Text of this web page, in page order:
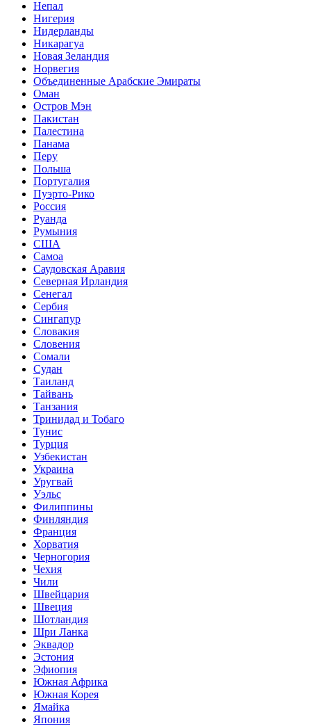
Непал
Нигерия
Нидерланды
Никарагуа
Новая Зеландия
Норвегия
Объединенные Арабские Эмираты
Оман
Остров Мэн
Пакистан
Палестина
Панама
Перу
Польша
Португалия
Пуэрто-Рико
Россия
Руанда
Румыния
США
Самоа
Саудовская Аравия
Северная Ирландия
Сенегал
Сербия
Сингапур
Словакия
Словения
Сомали
Судан
Таиланд
Тайвань
Танзания
Тринидад и Тобаго
Тунис
Турция
Узбекистан
Украина
Уругвай
Уэльс
Филиппины
Финляндия
Франция
Хорватия
Черногория
Чехия
Чили
Швейцария
Швеция
Шотландия
Шри Ланка
Эквадор
Эстония
Эфиопия
Южная Африка
Южная Корея
Ямайка
Япония